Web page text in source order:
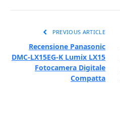
PREVIOUS ARTICLE
Recensione Panasonic
DMC-LX15EG-K Lumix LX15
Fotocamera Digitale
Compatta